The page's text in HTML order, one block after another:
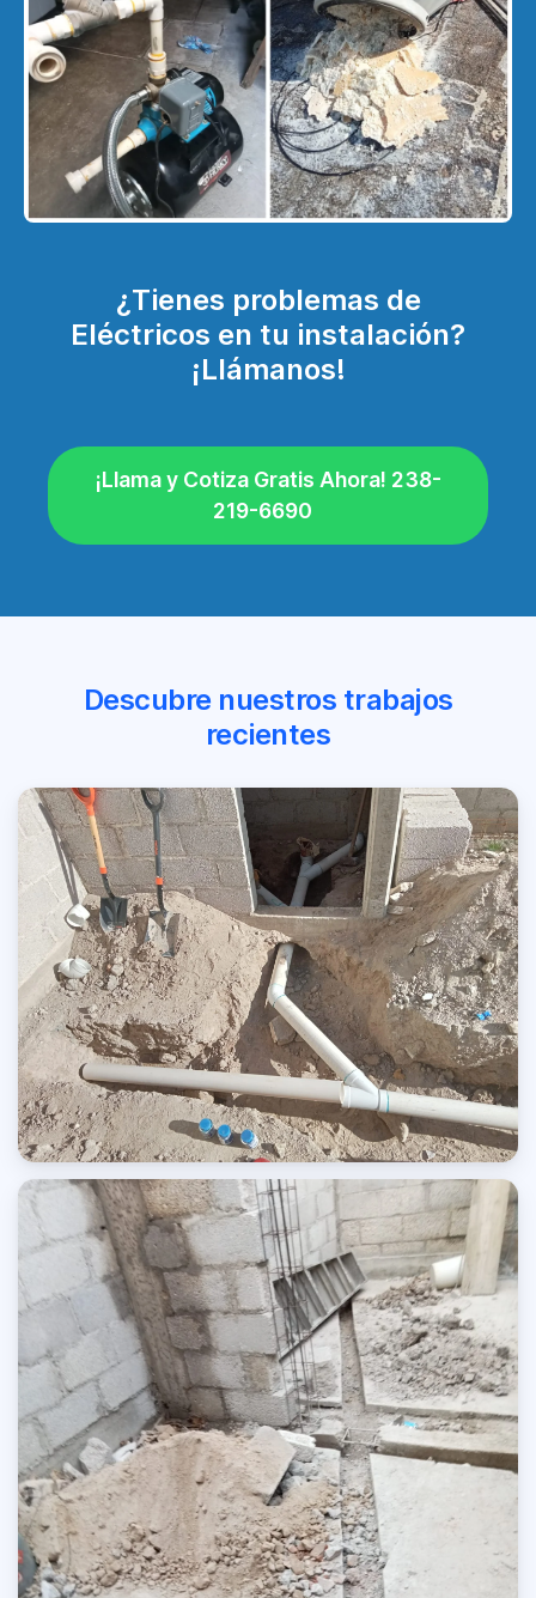
¿Tienes problemas de
Eléctricos en tu instalación?
¡Llámanos!
¡Llama y Cotiza Gratis Ahora! 238-
219-6690
Descubre nuestros trabajos
recientes